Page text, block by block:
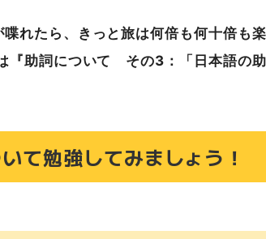
れたら、きっと旅は何倍も何十倍も楽
『助詞について その3：「日本語の助
て勉強してみましょう！